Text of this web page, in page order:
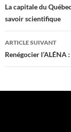
des
articles
La capitale du
savoir scientifique
ARTICLE SUIVANT
Renégocier